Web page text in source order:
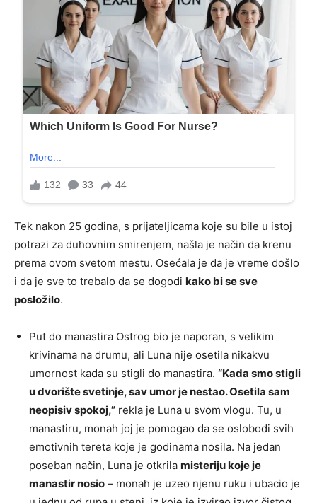
Tek nakon 25 godina, s prijateljicama koje su bile u istoj
potrazi za duhovnim smirenjem, našla je način da krenu
prema ovom svetom mestu. Osećala je da je vreme došlo
i da je sve to trebalo da se dogodi kako bi se sve
posložilo.
Put do manastira Ostrog bio je naporan, s velikim
krivinama na drumu, ali Luna nije osetila nikakvu
umornost kada su stigli do manastira. “Kada smo stigli
u dvorište svetinje, sav umor je nestao. Osetila sam
neopisiv spokoj,” rekla je Luna u svom vlogu. Tu, u
manastiru, monah joj je pomogao da se oslobodi svih
emotivnih tereta koje je godinama nosila. Na jedan
poseban način, Luna je otkrila misteriju koje je
manastir nosio – monah je uzeo njenu ruku i ubacio je